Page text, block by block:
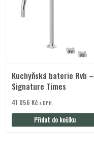
Kuchyňská baterie Rvb –
Signature Times
41 056 Kč s DPH
Přidat do košíku